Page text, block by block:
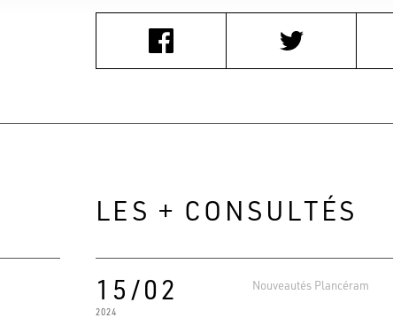
LES + CONSULTÉS
15/02
2024
Nouveautés Plancéram